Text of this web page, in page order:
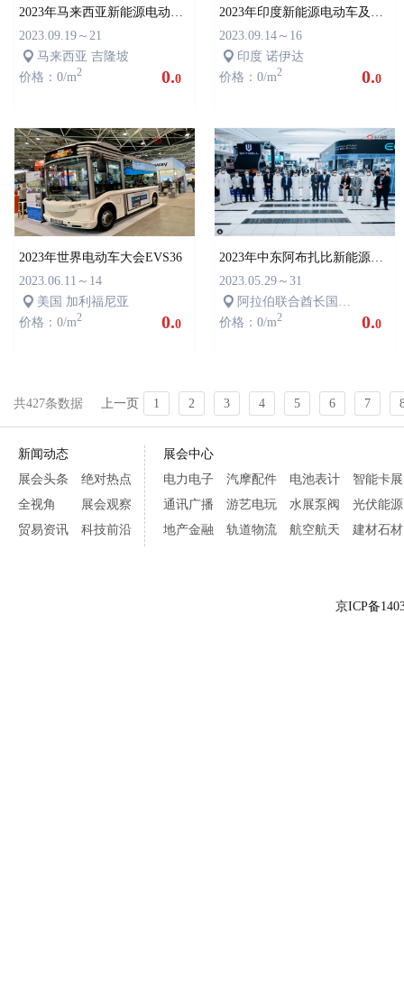
2023年马来西亚新能源电动车及充电桩展
2023.09.19～21
马来西亚 吉隆坡
价格：0/m2 0.0
2023年印度新能源电动车及充电桩展EV INDIA
2023.09.14～16
印度 诺伊达
价格：0/m2 0.0
2023年世界电动车大会EVS36
2023.06.11～14
美国 加利福尼亚
价格：0/m2 0.0
2023年中东阿布扎比新能源电动车展EVIS 2023
2023.05.29～31
阿拉伯联合酋长国 阿布扎比
价格：0/m2 0.0
共427条数据 上一页 1 2 3 4 5 6 7
新闻动态
展会头条
绝对热点
全视角
展会观察
贸易资讯
科技前沿
展会中心
电力电子
汽摩配件 电池表计
智能卡展
通讯广播
游艺电玩 水展泵阀
光伏能源
地产金融
轨道物流 航空航天 建材石材
京ICP备